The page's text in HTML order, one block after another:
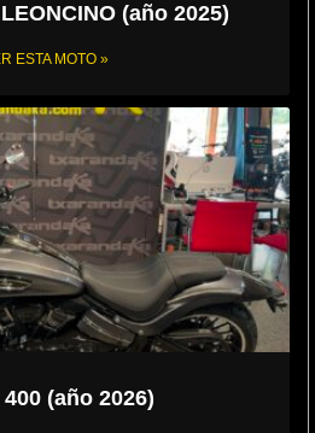
(año 2025)
ESTA MOTO »
(año 2026)